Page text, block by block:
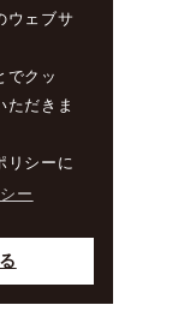
ウェブサ
でクッ
ただきま
リシーに
ー